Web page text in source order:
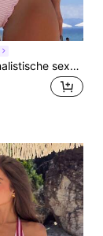
Swim Mod Minimalistische sexy stijl roze tweedelig badpak met ruches en strik voor dames, zoete bikini met ruches voor de warmwaterbron en vakantie